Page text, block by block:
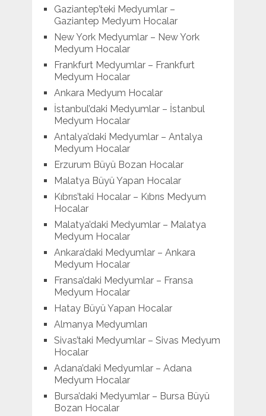
Gaziantep’teki Medyumlar –
Gaziantep Medyum Hocalar
New York Medyumlar – New York
Medyum Hocalar
Frankfurt Medyumlar – Frankfurt
Medyum Hocalar
Ankara Medyum Hocalar
İstanbul’daki Medyumlar – İstanbul
Medyum Hocalar
Antalya’daki Medyumlar – Antalya
Medyum Hocalar
Erzurum Büyü Bozan Hocalar
Malatya Büyü Yapan Hocalar
Kıbrıs’taki Hocalar – Kıbrıs Medyum
Hocalar
Malatya’daki Medyumlar – Malatya
Medyum Hocalar
Ankara’daki Medyumlar – Ankara
Medyum Hocalar
Fransa’daki Medyumlar – Fransa
Medyum Hocalar
Hatay Büyü Yapan Hocalar
Almanya Medyumları
Sivas’taki Medyumlar – Sivas Medyum
Hocalar
Adana’daki Medyumlar – Adana
Medyum Hocalar
Bursa’daki Medyumlar – Bursa Büyü
Bozan Hocalar